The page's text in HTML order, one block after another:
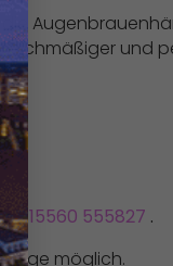
und
15560 555827 .
möglich.